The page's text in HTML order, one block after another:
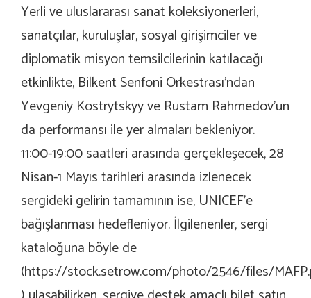
Yerli ve uluslararası sanat koleksiyonerleri,
sanatçılar, kuruluşlar, sosyal girişimciler ve
diplomatik misyon temsilcilerinin katılacağı
etkinlikte, Bilkent Senfoni Orkestrası’ndan
Yevgeniy Kostrytskyy ve Rustam Rahmedov’un
da performansı ile yer almaları bekleniyor.
11:00-19:00 saatleri arasında gerçekleşecek, 28
Nisan-1 Mayıs tarihleri arasında izlenecek
sergideki gelirin tamamının ise, UNICEF’e
bağışlanması hedefleniyor. İlgilenenler, sergi
kataloğuna böyle de
(https://stock.setrow.com/photo/2546/files/